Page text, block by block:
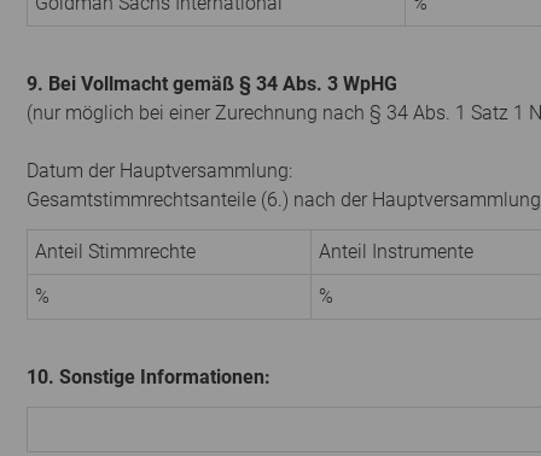
9. Bei Vollmacht gemäß § 34 Abs. 3 WpHG
(nur möglich bei einer Zurechnung nach § 34 Abs. 1 Satz 1
Datum der Hauptversammlung:
Gesamtstimmrechtsanteile (6.) nach der
Anteil Stimmrechte
Anteil Instrumente
%
%
10. Sonstige Informationen: